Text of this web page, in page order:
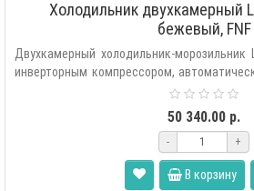
Холодильник двухкамерный
бежевый, FNF
Двухкамерный холодильник-морозильник
инверторным компрессором,
50 340.00 р.
- +
В корзину